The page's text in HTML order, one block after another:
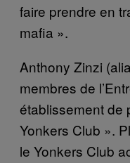
faire prendre en
mafia ».
Anthony Zinzi
membres de
établissement de
Yonkers Club ».
le Yonkers Club